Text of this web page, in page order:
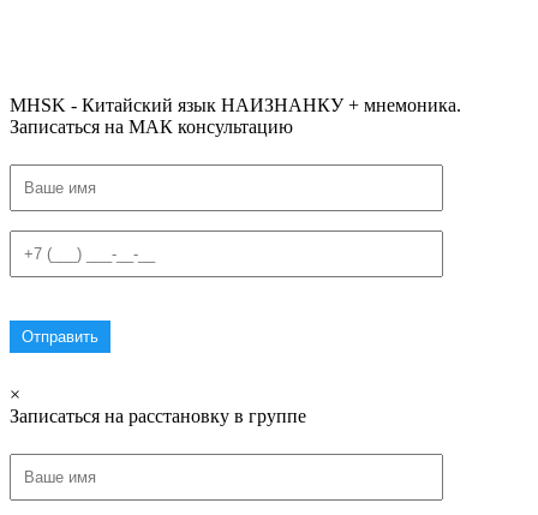
MHSK - Китайский язык НАИЗНАНКУ + мнемоника.
Записаться на МАК консультацию
×
Записаться на расстановку в группе